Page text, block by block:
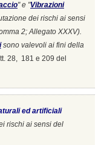
" e "Vibrazioni
dei rischi ai sensi
2; Allegato XXXV).
sono valevoli ai fini della
28, 181 e 209 del
ed artificiali
rischi ai sensi del